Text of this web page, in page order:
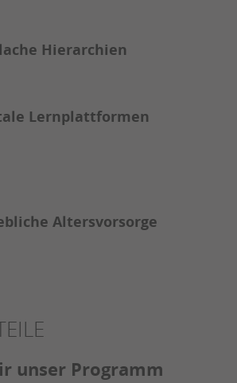
Hierarchien
Lernplattformen
Altersvorsorge
unser Programm